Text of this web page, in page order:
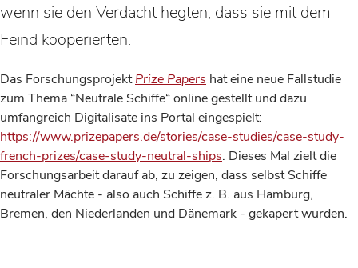
wenn sie den Verdacht hegten, dass sie mit dem
Feind kooperierten.
Das ForschungsprojektPrize Papers hat eine neue Fallstudie
zum Thema “Neutrale Schiffe“ online gestellt und dazu
umfangreich Digitalisate ins Portal eingespielt:
https://www.prizepapers.de/stories/case-studies/case-study-
french-prizes/case-study-neutral-ships. Dieses Mal zielt die
Forschungsarbeit darauf ab, zu zeigen, dass selbst Schiffe
neutraler Mächte - also auch Schiffe z. B. aus Hamburg,
Bremen, den Niederlanden und Dänemark - gekapert wurden.